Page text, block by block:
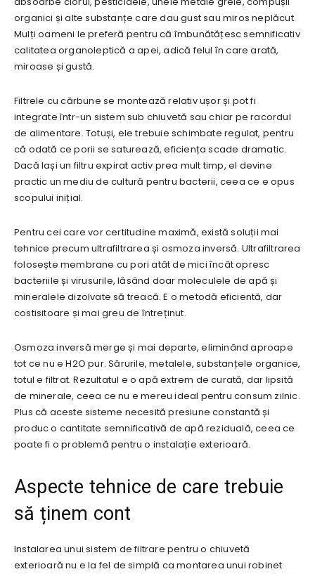
organici și alte substanțe care dau gust sau miros neplăcut.
Mulți oameni le preferă pentru că îmbunătățesc semnificativ
calitatea organoleptică a apei, adică felul în care arată,
miroase și gustă.
Filtrele cu cărbune se montează relativ ușor și pot fi
integrate într-un sistem sub chiuvetă sau chiar pe racordul
de alimentare. Totuși, ele trebuie schimbate regulat, pentru
că odată ce porii se saturează, eficiența scade dramatic.
Dacă lași un filtru expirat activ prea mult timp, el devine
practic un mediu de cultură pentru bacterii, ceea ce e opus
scopului inițial.
Pentru cei care vor certitudine maximă, există soluții mai
tehnice precum ultrafiltrarea și osmoza inversă. Ultrafiltrarea
folosește membrane cu pori atât de mici încât opresc
bacteriile și virusurile, lăsând doar moleculele de apă și
mineralele dizolvate să treacă. E o metodă eficientă, dar
costisitoare și mai greu de întreținut.
Osmoza inversă merge și mai departe, eliminând aproape
tot ce nu e H2O pur. Sărurile, metalele, substanțele organice,
totul e filtrat. Rezultatul e o apă extrem de curată, dar lipsită
de minerale, ceea ce nu e mereu ideal pentru consum zilnic.
Plus că aceste sisteme necesită presiune constantă și
produc o cantitate semnificativă de apă reziduală, ceea ce
poate fi o problemă pentru o instalație exterioară.
Aspecte tehnice de care trebuie
să ținem cont
Instalarea unui sistem de filtrare pentru o chiuvetă
exterioară nu e la fel de simplă ca montarea unui robinet